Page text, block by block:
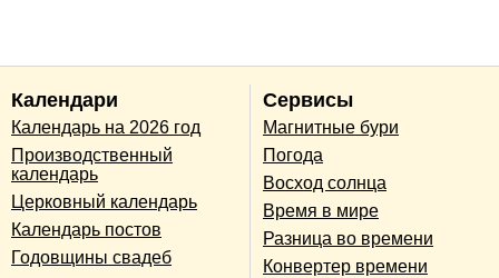
Календари
Календарь на 2026 год
Производственный
календарь
Церковный календарь
Календарь постов
Годовщины свадеб
Сервисы
Магнитные бури
Погода
Восход солнца
Время в мире
Разница во времени
Конвертер времени